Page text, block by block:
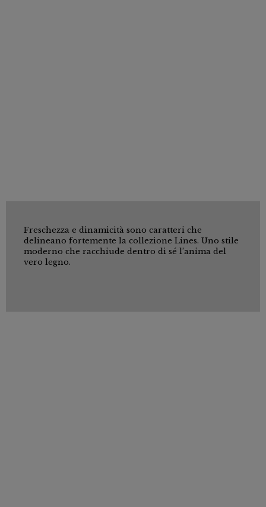
Freschezza e dinamicità sono caratteri che
delineano fortemente la collezione Lines. Uno stile
moderno che racchiude dentro di sé l’anima del
vero legno.